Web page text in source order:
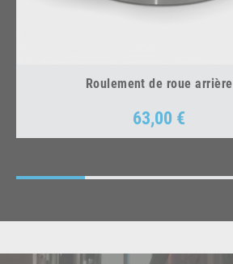
Roulement de roue arrière
Prix
63,00 €